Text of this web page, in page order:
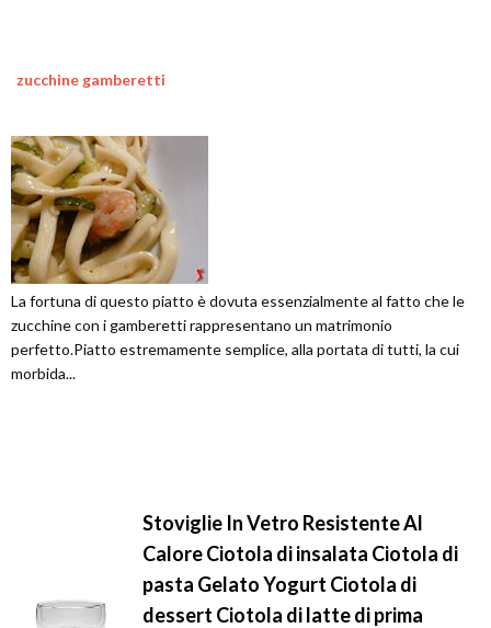
zucchine gamberetti
La fortuna di questo piatto è dovuta essenzialmente al fatto che le
zucchine con i gamberetti rappresentano un matrimonio
perfetto.Piatto estremamente semplice, alla portata di tutti, la cui
morbida...
Stoviglie In Vetro Resistente Al
Calore Ciotola di insalata Ciotola di
pasta Gelato Yogurt Ciotola di
dessert Ciotola di latte di prima